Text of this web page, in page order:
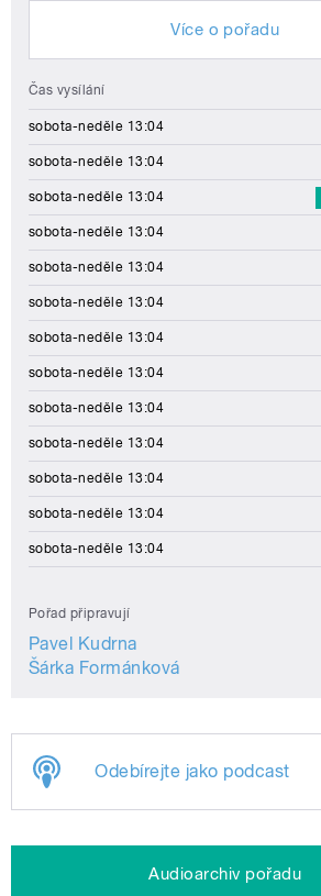
Více o pořadu
Čas vysílání
sobota-neděle 13:04
sobota-neděle 13:04
sobota-neděle 13:04
sobota-neděle 13:04
sobota-neděle 13:04
sobota-neděle 13:04
sobota-neděle 13:04
sobota-neděle 13:04
sobota-neděle 13:04
sobota-neděle 13:04
sobota-neděle 13:04
sobota-neděle 13:04
sobota-neděle 13:04
Pořad připravují
Pavel Kudrna
Šárka Formánková
Odebírejte jako podcast
Audioarchiv pořadu